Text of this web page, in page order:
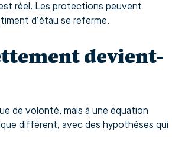
réel. Les protections peuvent
d’étau se referme.
devient-
de volonté, mais à une équation
différent, avec des hypothèses qui